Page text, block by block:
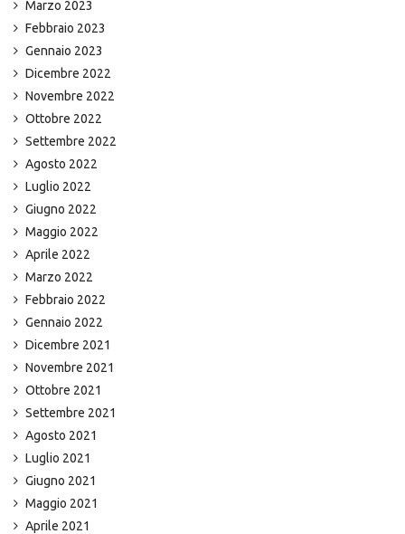
Marzo 2023
Febbraio 2023
Gennaio 2023
Dicembre 2022
Novembre 2022
Ottobre 2022
Settembre 2022
Agosto 2022
Luglio 2022
Giugno 2022
Maggio 2022
Aprile 2022
Marzo 2022
Febbraio 2022
Gennaio 2022
Dicembre 2021
Novembre 2021
Ottobre 2021
Settembre 2021
Agosto 2021
Luglio 2021
Giugno 2021
Maggio 2021
Aprile 2021